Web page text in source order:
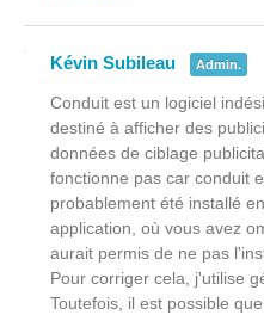
Kévin Subileau Admin.
Conduit est un logiciel
destiné à afficher des
données de ciblage
fonctionne pas car conduit
probablement été installé
application, où vous avez
aurait permis de ne pas
Pour corriger cela, j'utilise
Toutefois, il est possible